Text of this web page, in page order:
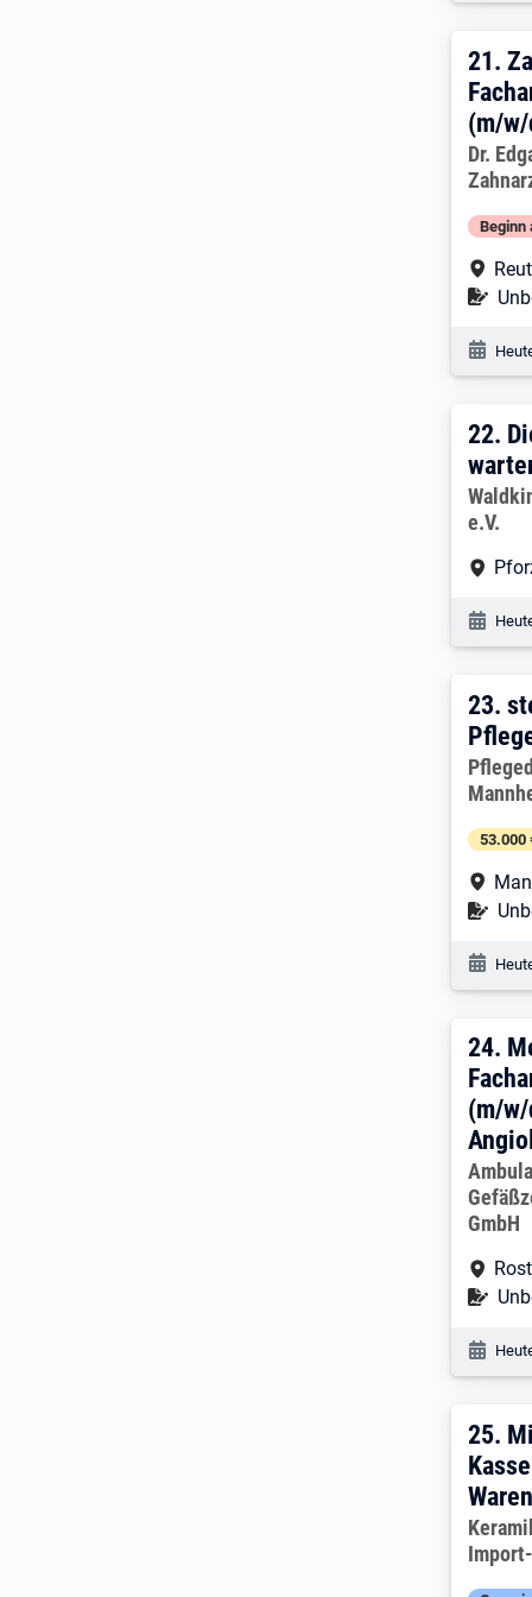
21.
21.
(m/
Dr.
Beginn
22.
22.
e.V.
23.
23.
53.000
24.
24.
(m/
GmbH
25.
25.